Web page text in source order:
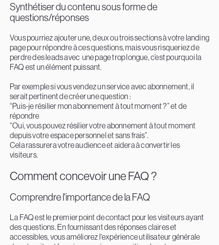
Synthétiser du contenu sous forme de
questions/réponses
Vous pourriez ajouter une, deux ou trois sections à votre landing
page pour répondre à ces questions, mais vous risqueriez de
perdre des leads avec une page trop longue, c’est pourquoi la
FAQ est un élément puissant.
Par exemple si vous vendez un service avec abonnement, il
serait pertinent de créer une question :
“Puis-je résilier mon abonnement à tout moment ?” et de
répondre
“Oui, vous pouvez résilier votre abonnement à tout moment
depuis votre espace personnel et sans frais”.
Cela rassurera votre audience et aidera à convertir les
visiteurs.
Comment concevoir une FAQ ?
Comprendre l'importance de la FAQ
La FAQ est le premier point de contact pour les visiteurs ayant
des questions. En fournissant des réponses claires et
accessibles, vous améliorez l'expérience utilisateur générale